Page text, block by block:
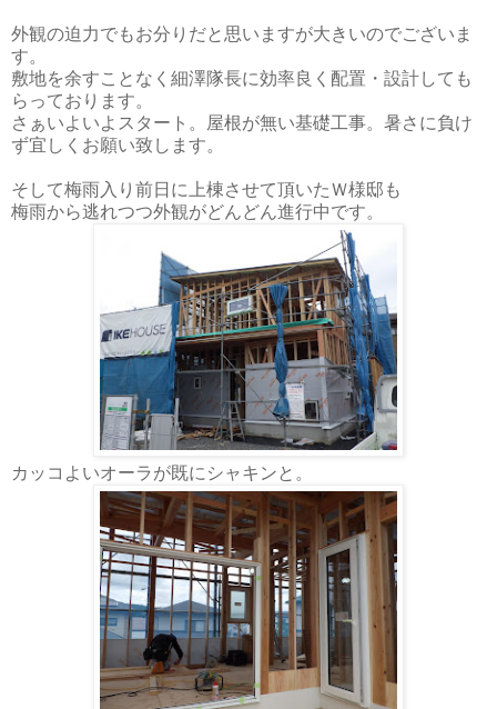
外観の迫力でもお分りだと思いますが大きいのでございま
す。
敷地を余すことなく細澤隊長に効率良く配置・設計しても
らっております。
さぁいよいよスタート。屋根が無い基礎工事。暑さに負け
ず宜しくお願い致します。
そして梅雨入り前日に上棟させて頂いたＷ様邸も
梅雨から逃れつつ外観がどんどん進行中です。
カッコよいオーラが既にシャキンと。